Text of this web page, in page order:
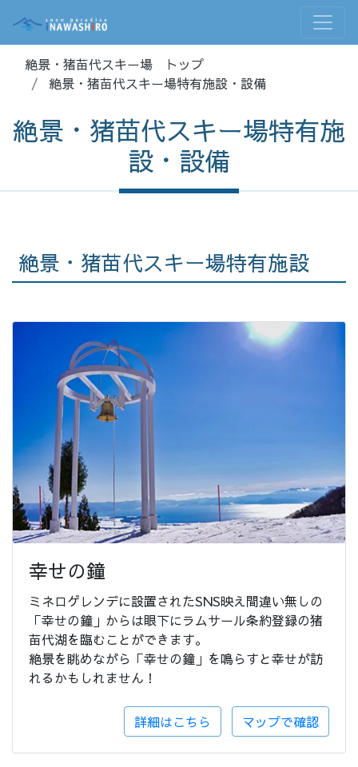
絶景・猪苗代スキー場 トップ
絶景・猪苗代スキー場特有施設・設備
絶景・猪苗代スキー場特有施
設・設備
絶景・猪苗代スキー場特有施設
幸せの鐘
ミネロゲレンデに設置されたSNS映え間違い無しの
「幸せの鐘」からは眼下にラムサール条約登録の猪
苗代湖を臨むことができます。
絶景を眺めながら「幸せの鐘」を鳴らすと幸せが訪
れるかもしれません！
詳細はこちら マップで確認